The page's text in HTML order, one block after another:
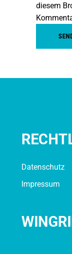
diesem
Datenschutz
Impressum